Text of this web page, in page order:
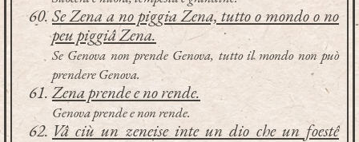
Se Zena a no piggia Zena, tutto o mondo o no
peu piggiâ Zena.
Se Genova non prende Genova, tutto il mondo non può
prendere Genova.
Zena prende e no rende.
Genova prende e non rende.
Vâ ciù un zeneise inte un dio che un foestê